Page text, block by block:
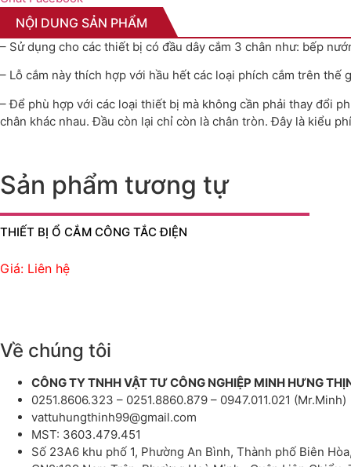
NỘI DUNG SẢN PHẨM
– Sử dụng cho các thiết bị có đầu dây cắm 3 chân như: bếp
– Lỗ cắm này thích hợp với hầu hết các loại phích cắm trên
– Để phù hợp với các loại thiết bị mà không cần phải thay đổi
chân khác nhau. Đầu còn lại chỉ còn là chân tròn. Đây là kiểu
Sản phẩm tương tự
THIẾT BỊ Ổ CẮM CÔNG TẮC ĐIỆN
Giá: Liên hệ
Về chúng tôi
CÔNG TY TNHH VẬT TƯ CÔNG NGHIỆP MINH HƯNG
0251.8606.323 – 0251.8860.879 – 0947.011.021 (Mr.Minh)
vattuhungthinh99@gmail.com
MST: 3603.479.451
Số 23A6 khu phố 1, Phường An Bình, Thành phố Biên